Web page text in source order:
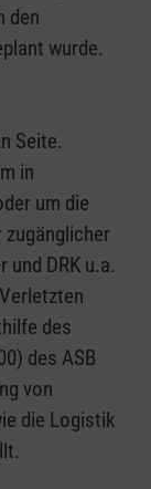
den
wurde.
Seite.
in
um die
DRK u.a.
des
des ASB
von
die Logistik